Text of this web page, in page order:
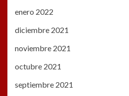
enero 2022
diciembre 2021
noviembre 2021
octubre 2021
septiembre 2021